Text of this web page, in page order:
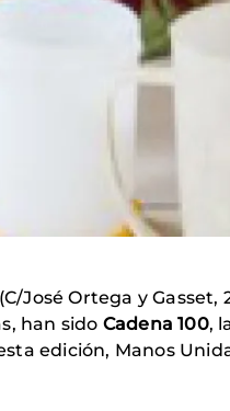
José Ortega y
han sido Cadena 100,
edición, Manos